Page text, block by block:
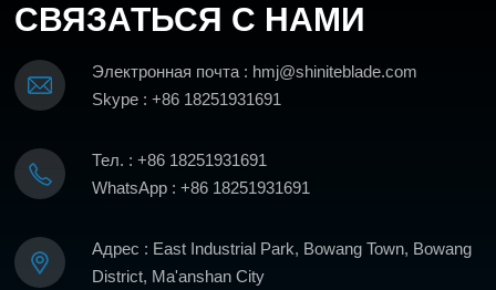
СВЯЗАТЬСЯ С НАМИ
Электронная почта : hmj@shiniteblade.com
Skype : +86 18251931691
Тел. : +86 18251931691
WhatsApp : +86 18251931691
Адрес : East Industrial Park, Bowang Town, Bowang
District, Ma'anshan City